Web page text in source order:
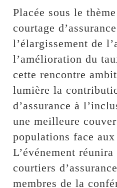
‎Placée sous le
courtage
l’élargissement de
l’amélioration du
cette rencontre
lumière la
d’assurance à
une meilleure
populations face aux
L’événement
courtiers
membres de la